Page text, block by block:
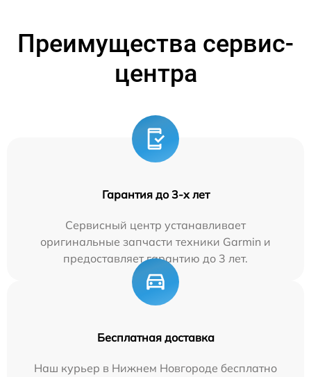
Преимущества сервис-
центра
Гарантия до 3-х лет
Сервисный центр устанавливает
оригинальные запчасти техники Garmin и
предоставляет гарантию до 3 лет.
Бесплатная доставка
Наш курьер в Нижнем Новгороде бесплатно